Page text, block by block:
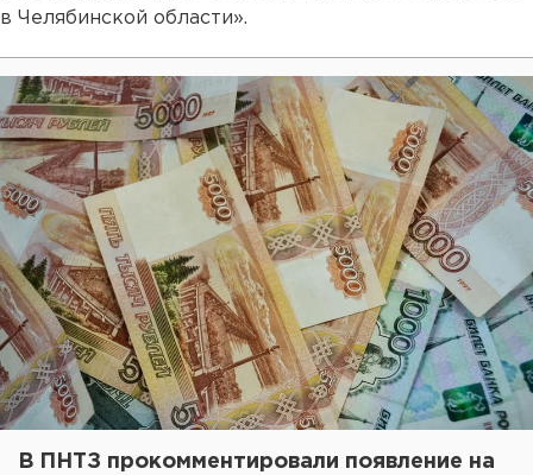
в Челябинской области».
В ПНТЗ прокомментировали появление на